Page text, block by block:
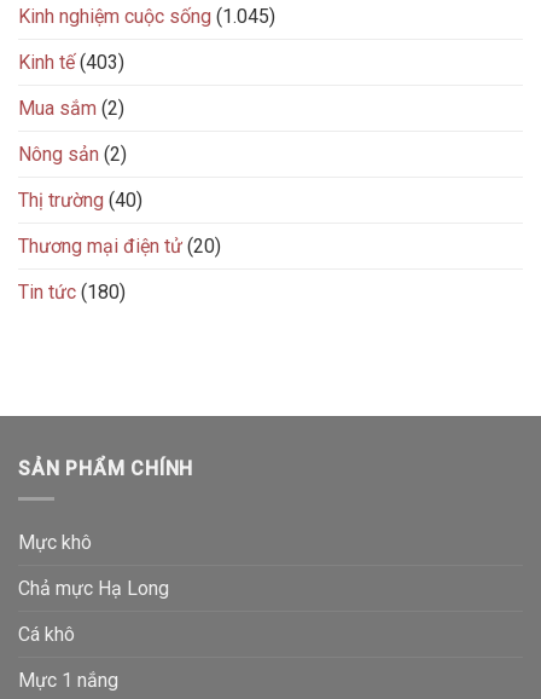
Kinh nghiệm cuộc sống (1.045)
Kinh tế(403)
Mua sắm (2)
Nông sản (2)
Thị trường (40)
Thương mại điện tử (20)
Tin tức (180)
SẢN PHẨM CHÍNH
Mực khô
Chả mực Hạ Long
Cá khô
Mực 1 nắng